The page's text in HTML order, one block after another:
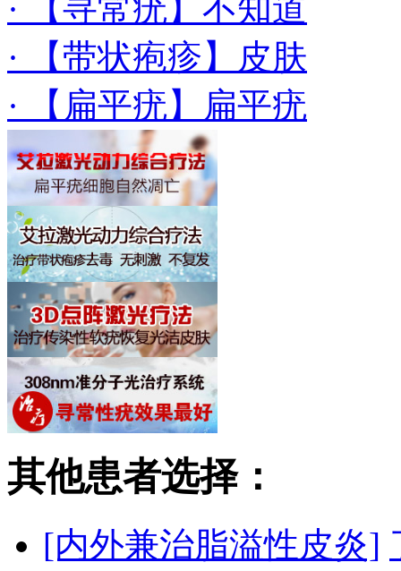
· 【寻常疣】不知道
· 【带状疱疹】皮肤
· 【扁平疣】扁平疣
其他患者选择：
[内外兼治脂溢性皮炎]